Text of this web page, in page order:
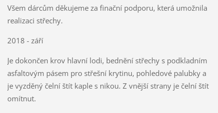
Všem dárcům děkujeme za finační podporu, která umožnila
realizaci střechy.
2018 - září
Je dokončen krov hlavní lodi, bednění střechy s podkladním
asfaltovým pásem pro střešní krytinu, pohledové palubky a
je vyzděný čelní štít kaple s nikou. Z vnější strany je čelní štít
omítnut.